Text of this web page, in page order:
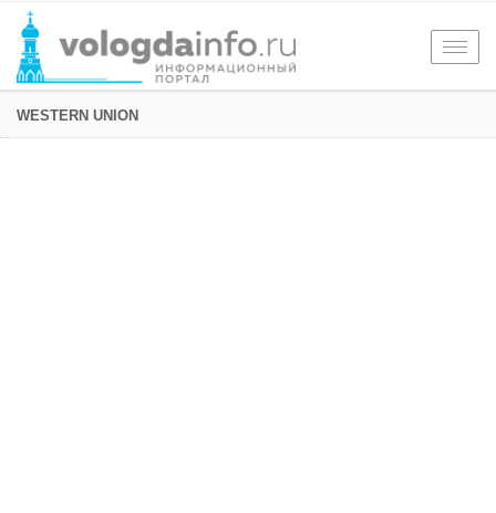
WESTERN UNION